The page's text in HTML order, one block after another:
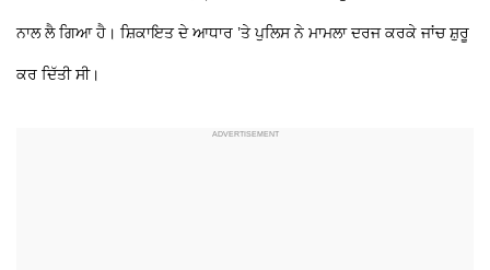
ਨਾਲ ਲੈ ਗਿਆ ਹੈ। ਸ਼ਿਕਾਇਤ ਦੇ ਆਧਾਰ ’ਤੇ ਪੁਲਿਸ ਨੇ ਮਾਮਲਾ ਦਰਜ ਕਰਕੇ ਜਾਂਚ ਸ਼ੁਰੂ
ਕਰ ਦਿੱਤੀ ਸੀ।